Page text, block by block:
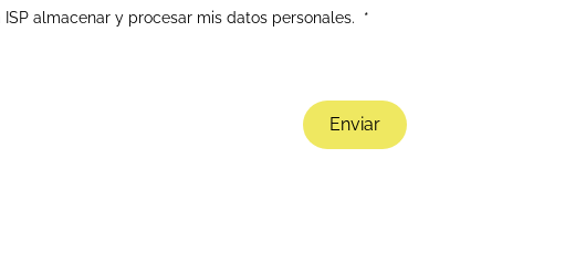
almacenar y procesar mis datos personales. *